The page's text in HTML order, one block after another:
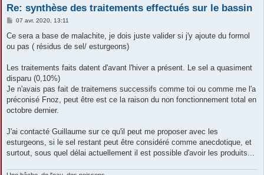
Re: synthèse des traitements effectués sur le bassin
M
s
a
07 avr. 2020, 13:11
Ce sera a base de malachite, je dois juste valider si j'y ajoute du formol
ou pas ( résidus de sel/ esturgeons)
Les traitements faits datent d'avant l'hiver a présent. Le sel a quasiment
disparu (0,10%)
Je n'avais pas fait de traitemens successifs comme toi ou comme me l'a
préconisé Fnoz, peut être est ce la raison du non fonctionnement total en
octobre dernier.
J'ai contacté Guillaume sur ce qu'il peut me proposer avec les
esturgeons, si le sel restant peut être considéré comme anecdotique, et
surtout, sous quel délai actuellement il est possible d'avoir les produits...